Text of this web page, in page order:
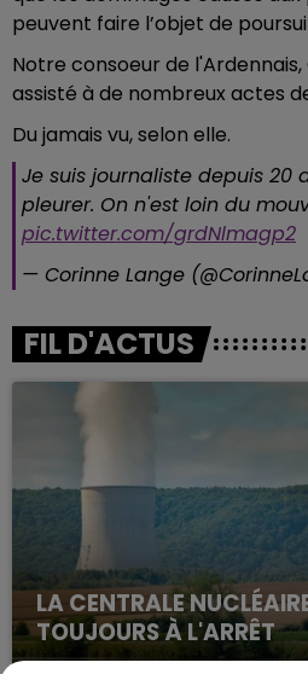
peuvent faire l’objet de
Notre consoeur de l'Ardennais,
assisté à de nombreux actes
Du jamais vu, selon elle.
Je suis journaliste depuis 20
pleurer. On n'est loin du
pic.twitter.com/grdNlmagp2
— Corinne Lange
FIL D'ACTUS
LA CENTRALE
TOUJOURS À L'ARRÊT
Cela fait déjà une semaine